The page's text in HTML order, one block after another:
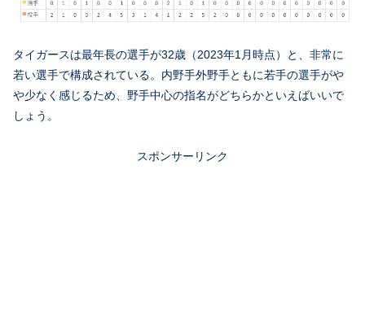
タイガースは最年長の選手が32歳（2023年1月時点）と、非常に
若い選手で構成されている。内野手外野手ともに若手の選手がや
や少なく感じるため、野手中心の指名がどちらかといえばいいで
しょう。
スポンサーリンク